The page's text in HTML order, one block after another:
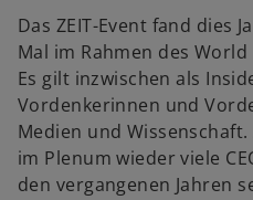
Das ZEIT-Event fand dies
Mal im Rahmen des
Es gilt inzwischen als
Vordenkerinnen und
Medien und
im Plenum wieder viele
den vergangenen Jahren